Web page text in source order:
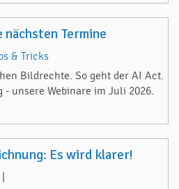
nächsten Termine
& Tricks
Bildrechte. So geht der AI Act.
unsere Webinare im Juli 2026.
Es wird klarer!